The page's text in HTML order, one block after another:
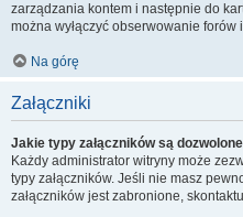
zarządzania kontem i następnie do
można wyłączyć obserwowanie forów
Na górę
Załączniki
Jakie typy załączników są
Każdy administrator witryny może
typy załączników. Jeśli nie masz
załączników jest zabronione,